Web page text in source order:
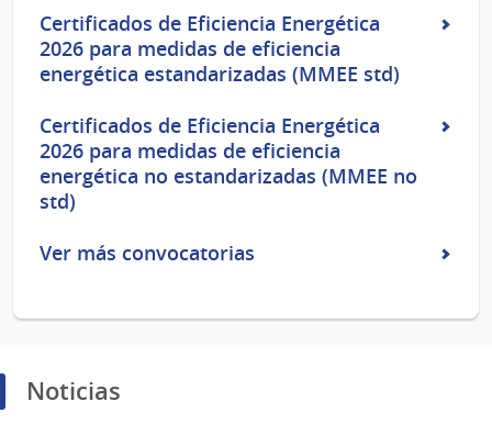
Certificados de Eficiencia Energética
2026 para medidas de eficiencia
energética estandarizadas (MMEE std)
Certificados de Eficiencia Energética
2026 para medidas de eficiencia
energética no estandarizadas (MMEE no
std)
Ver más convocatorias
Noticias